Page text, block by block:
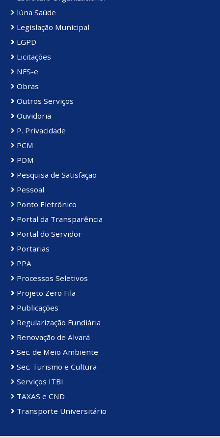
Iúna Saúde
Legislação Municipal
LGPD
Licitações
NFS-e
Obras
Outros Serviços
Ouvidoria
P. Privacidade
PCM
PDM
Pesquisa de Satisfação
Pessoal
Ponto Eletrônico
Portal da Transparência
Portal do Servidor
Portarias
PPA
Processos Seletivos
Projeto Zero Fila
Publicações
Regularização Fundiária
Renovação de Alvará
Sec. de Meio Ambiente
Sec. Turismo e Cultura
Serviços ITBI
TAXAS e CND
Transporte Universitário